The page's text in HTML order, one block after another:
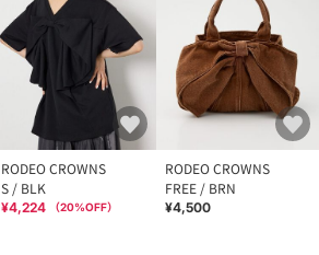
RODEO CROWNS
S / BLK
¥4,224 （20%OFF）
RODEO CROWNS
FREE / BRN
¥4,500